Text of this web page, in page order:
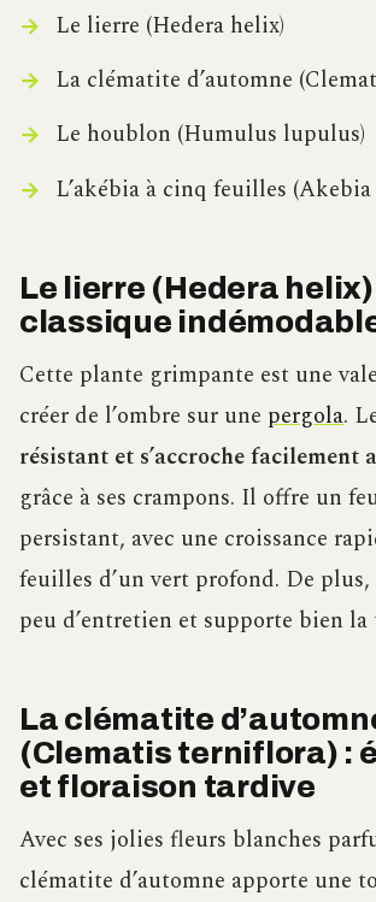
Le lierre (Hedera helix)
La clématite d’automne
Le houblon (Humulus lupulus)
L’akébia à cinq feuilles
Le lierre (Hedera helix)
classique
Cette plante grimpante est une
créer de l’ombre sur une pergola.
résistant et s’accroche facilement
grâce à ses crampons. Il offre un
persistant, avec une croissance
feuilles d’un vert profond. De
peu d’entretien et supporte bien
La clématite
(Clematis terniflora) :
et floraison tardive
Avec ses jolies fleurs blanches
clématite d’automne apporte une